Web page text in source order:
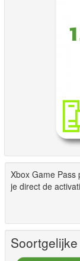
Xbox Game Pass
je direct de